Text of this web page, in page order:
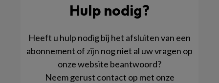
Hulp nodig?
Heeft u hulp nodig bij het afsluiten van een
abonnement of zijn nog niet al uw vragen op
onze website beantwoord?
Neem gerust contact op met onze